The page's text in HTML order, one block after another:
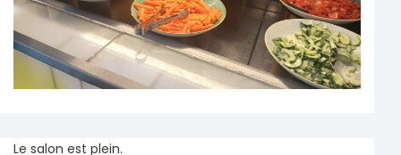
Le salon est plein.